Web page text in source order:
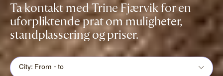
Ta kontakt med Trine Fjærvik for en
uforpliktende prat om muligheter,
standplassering og priser.
City: From - to